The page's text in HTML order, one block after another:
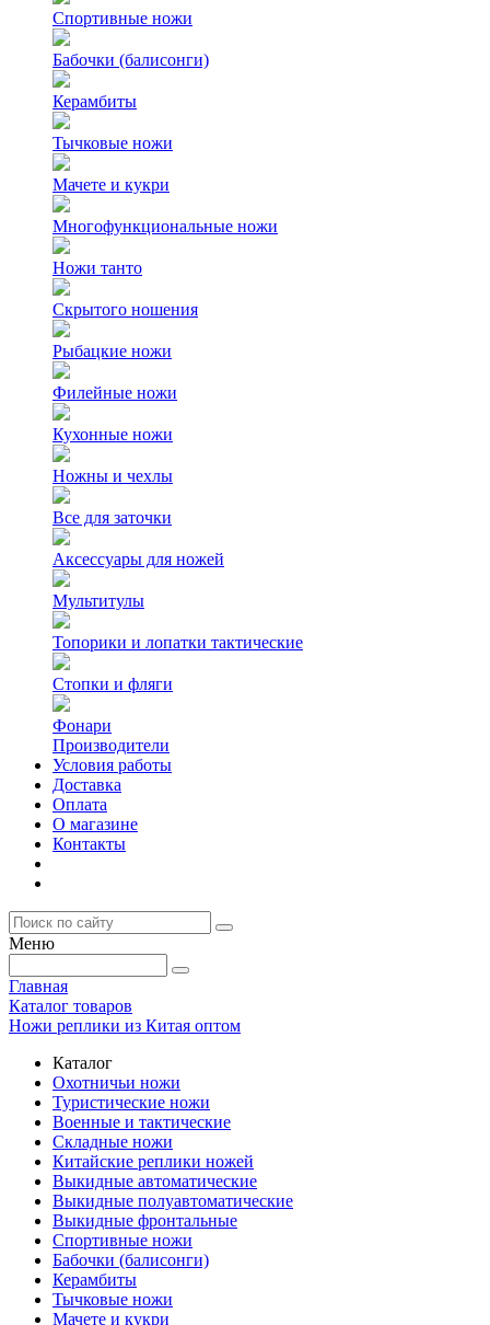
Спортивные ножи
Бабочки (балисонги)
Керамбиты
Тычковые ножи
Мачете и кукри
Многофункциональные ножи
Ножи танто
Скрытого ношения
Рыбацкие ножи
Филейные ножи
Кухонные ножи
Ножны и чехлы
Все для заточки
Аксессуары для ножей
Мультитулы
Топорики и лопатки тактические
Стопки и фляги
Фонари
Производители
Условия работы
Доставка
Оплата
О магазине
Контакты
Меню
Главная
Каталог товаров
Ножи реплики из Китая оптом
Каталог
Охотничьи ножи
Туристические ножи
Военные и тактические
Складные ножи
Китайские реплики ножей
Выкидные автоматические
Выкидные полуавтоматические
Выкидные фронтальные
Спортивные ножи
Бабочки (балисонги)
Керамбиты
Тычковые ножи
Мачете и кукри